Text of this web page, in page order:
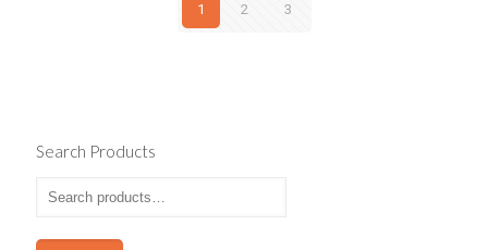
1 2 3
Search Products